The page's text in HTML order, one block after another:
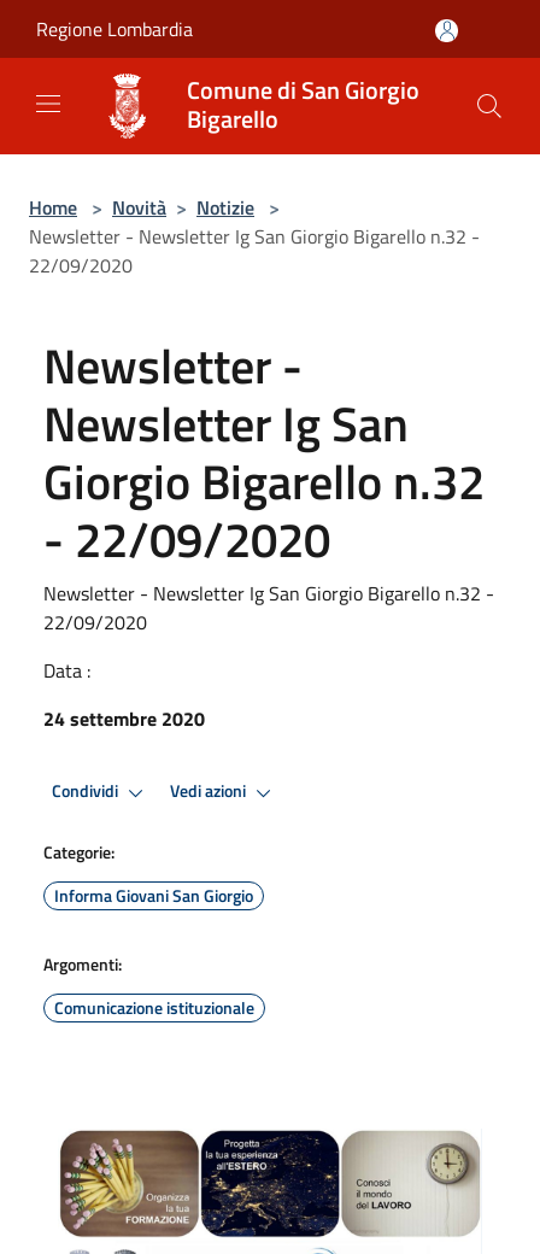
Regione Lombardia
Comune di San Giorgio
Bigarello
Home > Novità > Notizie >
Newsletter - Newsletter Ig San Giorgio Bigarello n.32 -
22/09/2020
Newsletter -
Newsletter Ig San
Giorgio Bigarello n.32
- 22/09/2020
Newsletter - Newsletter Ig San Giorgio Bigarello n.32 -
22/09/2020
Data :
24 settembre 2020
Condividi Vedi azioni
Categorie:
Informa Giovani San Giorgio
Argomenti:
Comunicazione istituzionale